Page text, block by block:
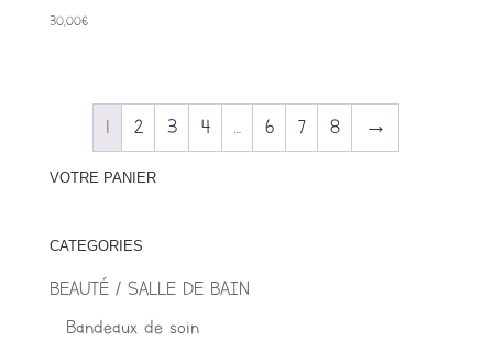
30,00€
1 2 3 4 … 6 7 8 →
VOTRE PANIER
CATEGORIES
BEAUTÉ / SALLE DE BAIN
Bandeaux de soin